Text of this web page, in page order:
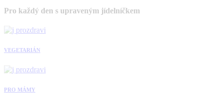
Pro každý den s upraveným jídelníčkem
VEGETARIÁN
PRO MÁMY